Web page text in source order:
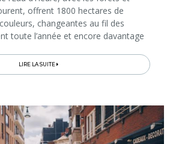
offrent 1800 hectares de
changeantes au fil des
toute l’année et encore davantage
LIRE LA SUITE